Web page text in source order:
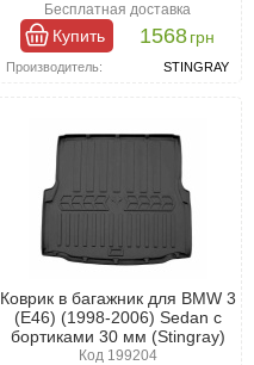
Бесплатная доставка
Купить 1568грн
Производитель: STINGRAY
Коврик в багажник для BMW 3
(Е46) (1998-2006) Sedan с
бортиками 30 мм (Stingray)
Код 199204